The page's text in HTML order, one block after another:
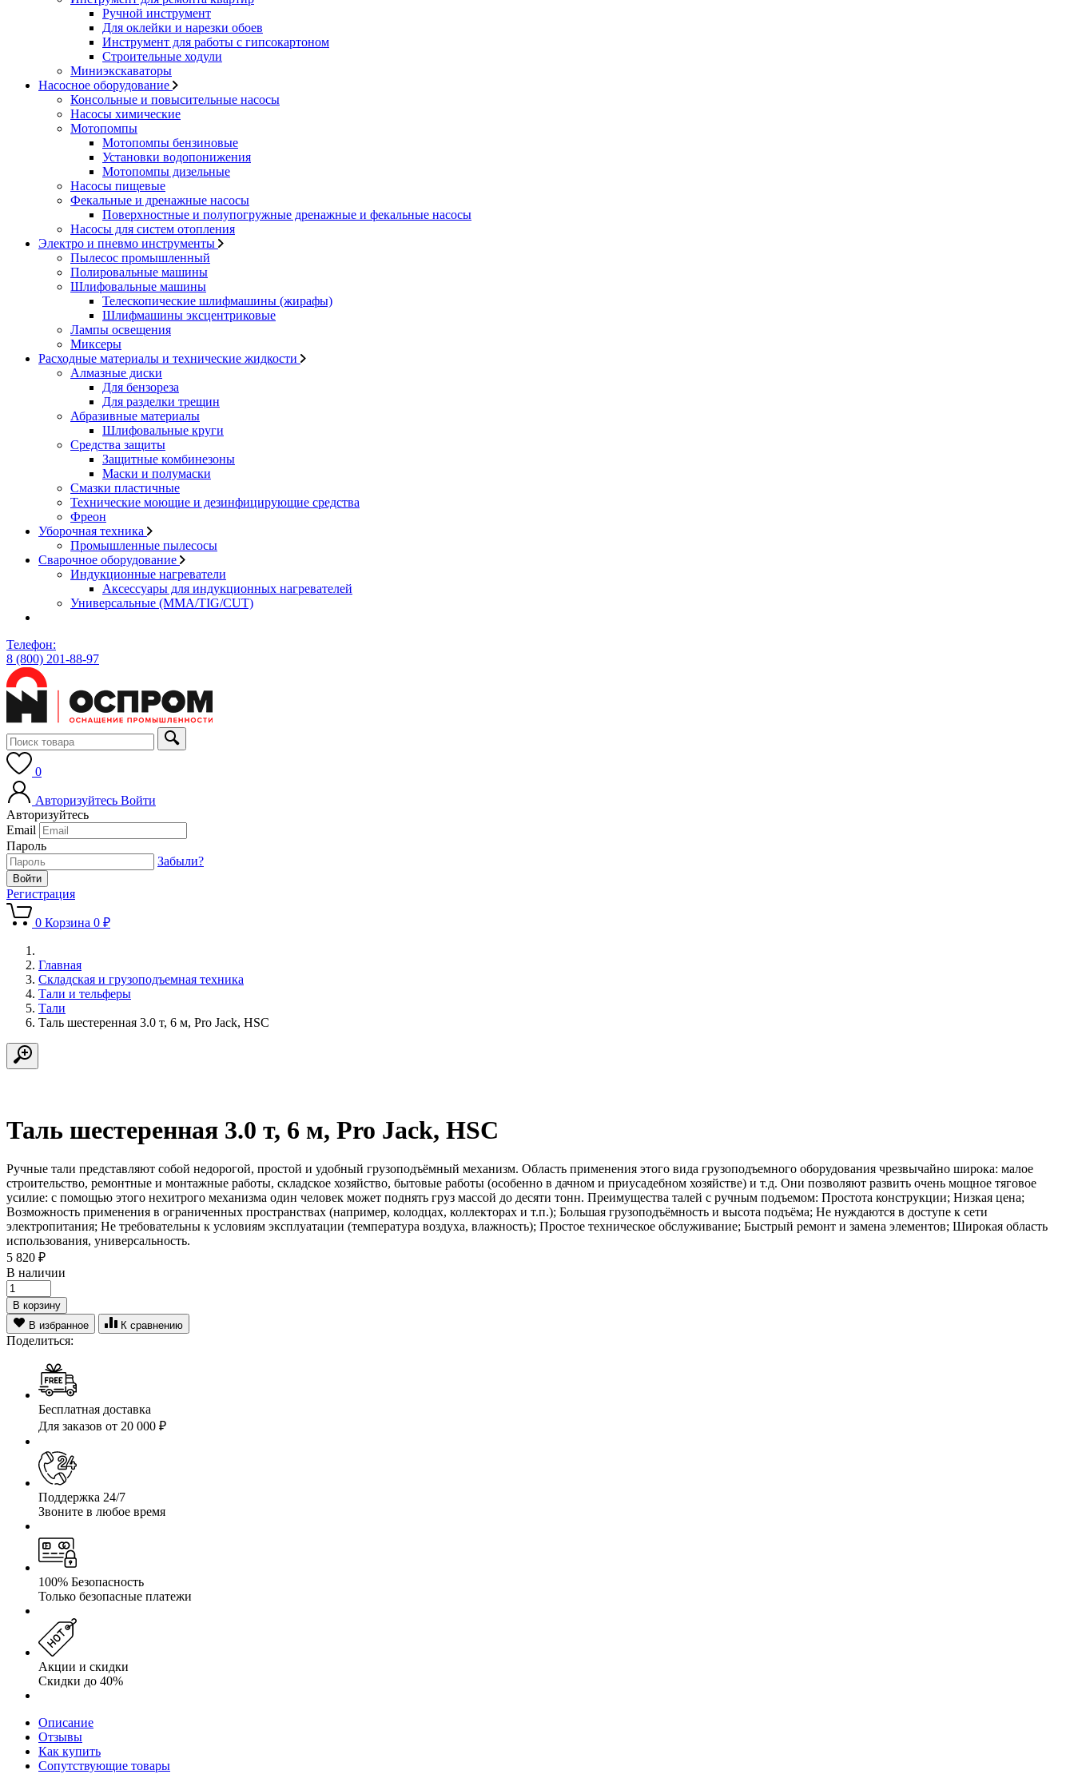
Ручной инструмент
Для оклейки и нарезки обоев
Инструмент для работы с гипсокартоном
Строительные ходули
Миниэкскаваторы
Насосное оборудование
Консольные и повысительные насосы
Насосы химические
Мотопомпы
Мотопомпы бензиновые
Установки водопонижения
Мотопомпы дизельные
Насосы пищевые
Фекальные и дренажные насосы
Поверхностные и полупогружные дренажные и фекальные насосы
Насосы для систем отопления
Электро и пневмо инструменты
Пылесос промышленный
Полировальные машины
Шлифовальные машины
Телескопические шлифмашины (жирафы)
Шлифмашины эксцентриковые
Лампы освещения
Миксеры
Расходные материалы и технические жидкости
Алмазные диски
Для бензореза
Для разделки трещин
Абразивные материалы
Шлифовальные круги
Средства защиты
Защитные комбинезоны
Маски и полумаски
Смазки пластичные
Технические моющие и дезинфицирующие средства
Фреон
Уборочная техника
Промышленные пылесосы
Сварочное оборудование
Индукционные нагреватели
Аксессуары для индукционных нагревателей
Универсальные (MMA/TIG/CUT)
Телефон:
8 (800) 201-88-97
0
Авторизуйтесь Войти
Авторизуйтесь
Email
Пароль
Забыли?
Регистрация
0 Корзина 0 ₽
Главная
Складская и грузоподъемная техника
Тали и тельферы
Тали
Таль шестеренная 3.0 т, 6 м, Pro Jack, HSC
Таль шестеренная 3.0 т, 6 м, Pro Jack, HSC
Ручные тали представляют собой недорогой, простой и удобный грузоподъёмный механизм. Область применения этого вида грузоподъемного оборудования чрезвычайно широка: малое
строительство, ремонтные и монтажные работы, складское хозяйство, бытовые работы (особенно в дачном и приусадебном хозяйстве) и т.д. Они позволяют развить очень мощное тяговое
усилие: с помощью этого нехитрого механизма один человек может поднять груз массой до десяти тонн. Преимущества талей с ручным подъемом: Простота конструкции; Низкая цена;
Возможность применения в ограниченных пространствах (например, колодцах, коллекторах и т.п.); Большая грузоподъёмность и высота подъёма; Не нуждаются в доступе к сети
электропитания; Не требовательны к условиям эксплуатации (температура воздуха, влажность); Простое техническое обслуживание; Быстрый ремонт и замена элементов; Широкая область
использования, универсальность.
5 820 ₽
В наличии
В корзину
В избранное
К сравнению
Поделиться:
Бесплатная доставка
Для заказов от 20 000 ₽
Поддержка 24/7
Звоните в любое время
100% Безопасность
Только безопасные платежи
Акции и скидки
Скидки до 40%
Описание
Отзывы
Как купить
Сопутствующие товары